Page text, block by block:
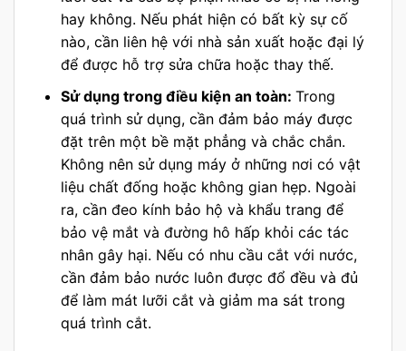
hay không. Nếu phát hiện có bất kỳ sự cố
nào, cần liên hệ với nhà sản xuất hoặc đại lý
để được hỗ trợ sửa chữa hoặc thay thế.
Sử dụng trong điều kiện an toàn: Trong
quá trình sử dụng, cần đảm bảo máy được
đặt trên một bề mặt phẳng và chắc chắn.
Không nên sử dụng máy ở những nơi có vật
liệu chất đống hoặc không gian hẹp. Ngoài
ra, cần đeo kính bảo hộ và khẩu trang để
bảo vệ mắt và đường hô hấp khỏi các tác
nhân gây hại. Nếu có nhu cầu cắt với nước,
cần đảm bảo nước luôn được đổ đều và đủ
để làm mát lưỡi cắt và giảm ma sát trong
quá trình cắt.